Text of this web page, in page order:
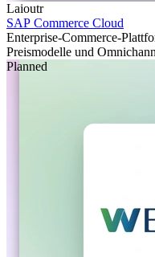
Laioutr
SAP Commerce Cloud
Enterprise-Commerce-
Preismodelle und
Planned